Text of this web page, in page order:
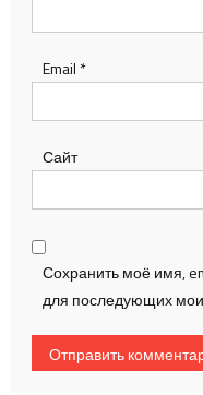
Email *
Сайт
Сохранить моё имя,
для последующих